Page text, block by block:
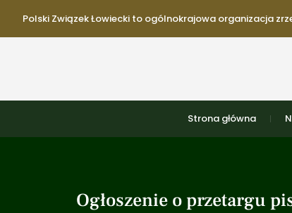
Polski Związek Łowiecki to ogólnokrajowa organizacja
Strona główna
Ogłoszenie o przetargu